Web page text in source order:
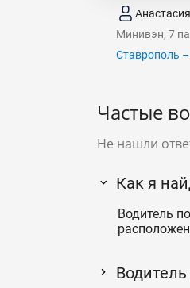
Анастасия
Минивэн, 7
Ставрополь
Частые
Не нашли
Как я
Водитель